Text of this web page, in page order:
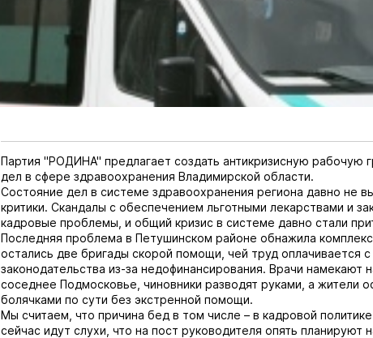
Партия "РОДИНА" предлагает создать антикризисную рабочую
дел в сфере здравоохранения Владимирской области.
Состояние дел в системе здравоохранения региона давно не
критики. Скандалы с обеспечением льготными лекарствами и
кадровые проблемы, и общий кризис в системе давно стали
Последняя проблема в Петушинском районе обнажила
остались две бригады скорой помощи, чей труд оплачивается
законодательства из-за недофинансирования. Врачи намекают
соседнее Подмосковье, чиновники разводят руками, а жители
болячками по сути без экстренной помощи.
Мы считаем, что причина бед в том числе – в кадровой
сейчас идут слухи, что на пост руководителя опять планируют